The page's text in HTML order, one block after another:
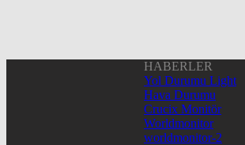
HABERLER
Yol Durumu Light
Hava Durumu
Crucix Monitör
Worldmonitor
worldmonitor-2